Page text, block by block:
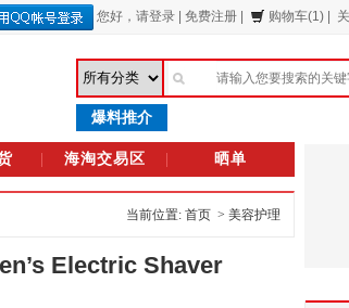
您好， 请登录 免费注册 购物车(1)
爆料推介
海淘交易区 晒单
当前位置: 首页 > 美容护理
Electric Shaver